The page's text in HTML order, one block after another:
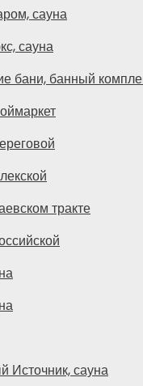
сауна
сауна
бани, банный
тракте
Источник, сауна